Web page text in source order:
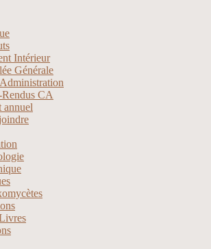
Intérieur
Générale
CA
annuel